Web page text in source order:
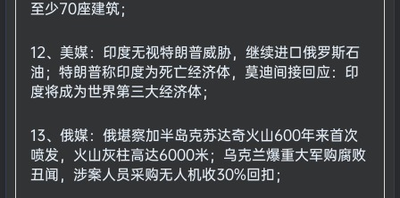
至少70座建筑；
12、美媒：印度无视特朗普威胁，继续进口俄罗斯石
油；特朗普称印度为死亡经济体，莫迪间接回应：印
度将成为世界第三大经济体；
13、俄媒：俄堪察加半岛克苏达奇火山600年来首次
喷发，火山灰柱高达6000米；乌克兰爆重大军购腐败
丑闻，涉案人员采购无人机收30%回扣；